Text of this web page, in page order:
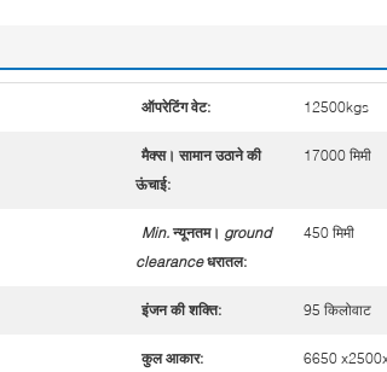
ऑपरेटिंग वेट: 12500kgs
मैक्स। सामान उठाने की
ऊंचाई:
17000 मिमी
Min. न्यूनतम। ground
clearance धरातल:
450 मिमी
इंजन की शक्ति: 95 किलोवाट
कुल आकार: 6650